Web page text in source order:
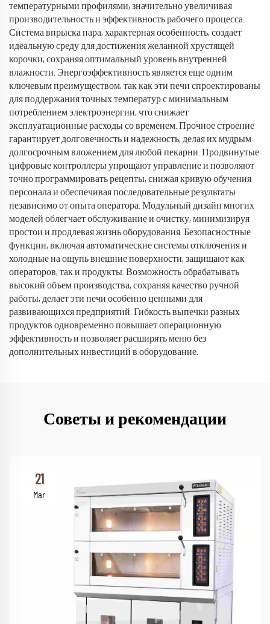
температурными профилями, значительно увеличивая
производительность и эффективность рабочего процесса.
Система впрыска пара, характерная особенность, создает
идеальную среду для достижения желанной хрустящей
корочки, сохраняя оптимальный уровень внутренней
влажности. Энергоэффективность является еще одним
ключевым преимуществом, так как эти печи спроектированы
для поддержания точных температур с минимальным
потреблением электроэнергии, что снижает
эксплуатационные расходы со временем. Прочное строение
гарантирует долговечность и надежность, делая их мудрым
долгосрочным вложением для любой пекарни. Продвинутые
цифровые контроллеры упрощают управление и позволяют
точно программировать рецепты, снижая кривую обучения
персонала и обеспечивая последовательные результаты
независимо от опыта оператора. Модульный дизайн многих
моделей облегчает обслуживание и очистку, минимизируя
простои и продлевая жизнь оборудования. Безопасностные
функции, включая автоматические системы отключения и
холодные на ощупь внешние поверхности, защищают как
операторов, так и продукты. Возможность обрабатывать
высокий объем производства, сохраняя качество ручной
работы, делает эти печи особенно ценными для
развивающихся предприятий. Гибкость выпечки разных
продуктов одновременно повышает операционную
эффективность и позволяет расширять меню без
дополнительных инвестиций в оборудование.
Советы и рекомендации
21
Mar